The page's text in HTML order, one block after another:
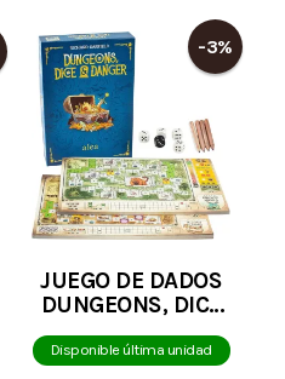
-3%
JUEGO DE DADOS
DUNGEONS, DICE
AND DANGER EN
ESPAÑOL -
Disponible última unidad